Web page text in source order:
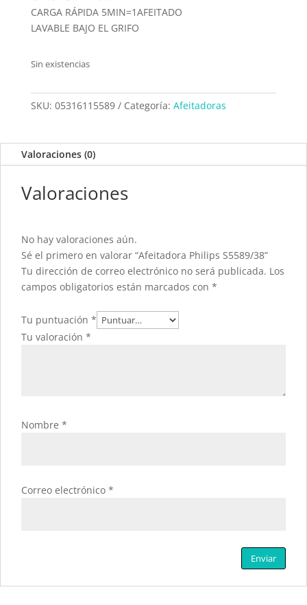
CARGA RÁPIDA 5MIN=1AFEITADO
LAVABLE BAJO EL GRIFO
Sin existencias
SKU: 05316115589 Categoría: Afeitadoras
Valoraciones (0)
Valoraciones
No hay valoraciones aún.
Sé el primero en valorar “Afeitadora Philips S5589/38”
Tu dirección de correo electrónico no será publicada. Los
campos obligatorios están marcados con *
Tu puntuación *
Tu valoración *
Nombre *
Correo electrónico *